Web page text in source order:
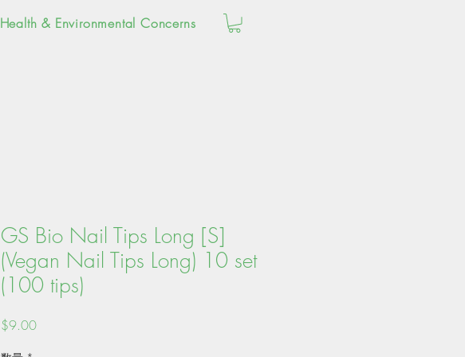
GS Bio Nail Tips Long [S]
(Vegan Nail Tips Long) 10 set
(100 tips)
$9.00価
Health & Environmental Concerns